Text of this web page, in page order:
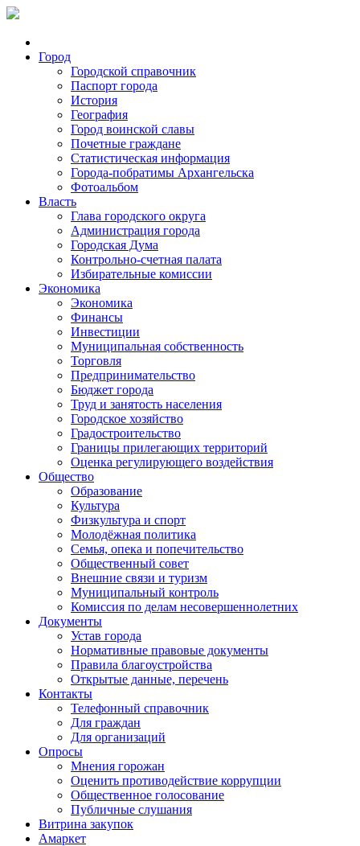
Город
Городской справочник
Паспорт города
История
География
Город воинской славы
Почетные граждане
Статистическая информация
Города-побратимы Архангельска
Фотоальбом
Власть
Глава городского округа
Администрация города
Городская Дума
Контрольно-счетная палата
Избирательные комиссии
Экономика
Экономика
Финансы
Инвестиции
Муниципальная собственность
Торговля
Предпринимательство
Бюджет города
Труд и занятость населения
Городское хозяйство
Градостроительство
Границы прилегающих территорий
Оценка регулирующего воздействия
Общество
Образование
Культура
Физкультура и спорт
Молодёжная политика
Семья, опека и попечительство
Общественный совет
Внешние связи и туризм
Муниципальный контроль
Комиссия по делам несовершеннолетних
Документы
Устав города
Нормативные правовые документы
Правила благоустройства
Открытые данные, перечень
Контакты
Телефонный справочник
Для граждан
Для организаций
Опросы
Мнения горожан
Оценить противодействие коррупции
Общественное голосование
Публичные слушания
Витрина закупок
Амаркет